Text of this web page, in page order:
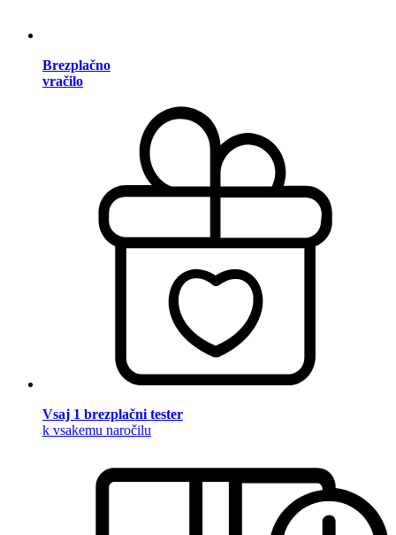
Brezplačno
vračilo
Vsaj 1 brezplačni tester
k vsakemu naročilu